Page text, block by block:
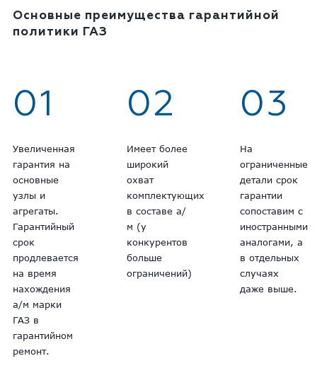
Основные преимущества гарантийной
политики ГАЗ
01
Увеличенная
гарантия на
основные
узлы и
агрегаты.
Гарантийный
срок
продлевается
на время
нахождения
а/м марки
ГАЗ в
гарантийном
ремонт.
02
Имеет более
широкий
охват
комплектующих
в составе а/
м (у
конкурентов
больше
ограничений)
03
На
ограниченные
детали срок
гарантии
сопоставим с
иностранными
аналогами, а
в отдельных
случаях
даже выше.